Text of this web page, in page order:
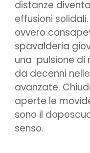
distanze
effusioni
ovvero
spavalderia
una pulsione di
da decenni
avanzate.
aperte le
sono il
senso.